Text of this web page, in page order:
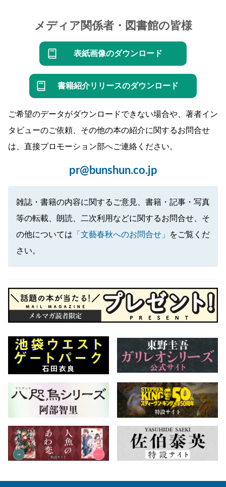
メディア関係者・図書館の皆様
表紙画像のダウンロード
書籍紹介リリースのダウンロード
ご希望のデータがダウンロードできない場合や、著者イン
タビューのご依頼、その他の本の紹介に関するお問合せ
は、直接プロモーション部へご連絡ください。
pr@bunshun.co.jp
雑誌・書籍の内容に関するご意見、書籍・記事・写真
等の転載、朗読、二次利用などに関するお問合せ、そ
の他については 「文藝春秋へのお問合せ」
をご覧くだ
さい。